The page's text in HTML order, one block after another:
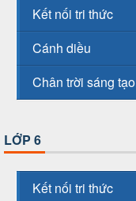
Kết nối tri thức
Cánh diều
Chân trời sáng tạo
LỚP 6
Kết nối tri thức